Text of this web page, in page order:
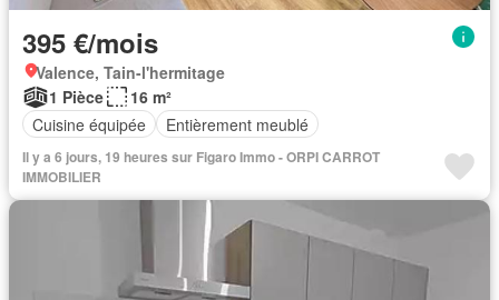
395 €/mois
Valence, Tain-l'hermitage
1 Pièce
16 m²
Cuisine équipée
Entièrement meublé
Il y a 6 jours, 19 heures sur Figaro Immo - ORPI CARROT
IMMOBILIER